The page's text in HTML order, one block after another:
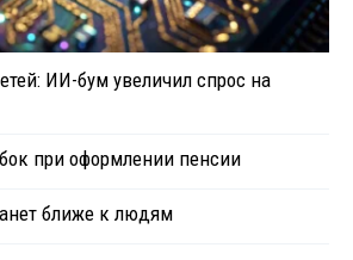
ИИ-бум увеличил спрос на
при оформлении пенсии
ближе к людям